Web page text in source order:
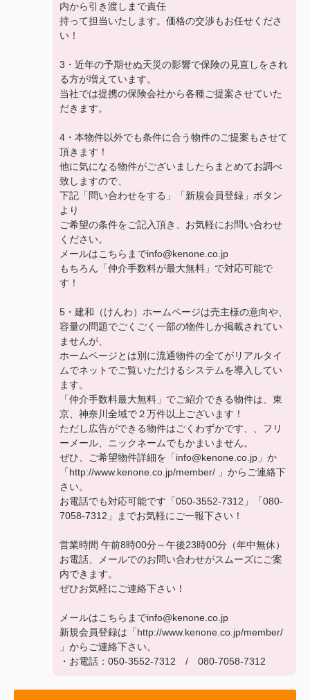
内から引き渡しまで責任
持って担当いたします。価格の交渉もお任せくださ
い！
3・近年の予期せぬ天災の影響で保険の見直しをされ
る方が増えています。
当社では提携の保険会社から各種ご提案させていた
だきます。
4・本物件以外でも条件に合う物件のご提案もさせて
頂きます！
他に気になる物件がございましたらまとめてお調べ
致しますので、
下記「問い合わせをする」「新規会員登録」ボタン
より
ご希望の条件をご記入頂き、お気軽にお問い合わせ
ください。
メールはこちらまでinfo@kenone.co.jp
もちろん「仲介手数料が最大無料」で対応可能で
す！
5・建和（けんわ）ホームページは売主様の意向や、
容量の問題でごくごく一部の物件しか掲載されてい
ませんが、
ホームページとは別に流通物件の全てがリアルタイ
ムでネットでご覧いただけるシステムを導入してい
ます。
「仲介手数料最大無料」でご紹介できる物件は、東
京、神奈川全域で２万件以上ございます！
ただし広告ができる物件はごくわずかです、、フリ
ーメール、ニックネームでもかまいません。
ぜひ、ご希望物件詳細を「info@kenone.co.jp」か
「http://www.kenone.co.jp/member/ 」からご連絡下
さい。
お電話でも対応可能です「050-3552-7312」「080-
7058-7312」までお気軽にご一報下さい！
営業時間 午前8時00分～午後23時00分（年中無休）
お電話、メールでのお問い合わせがスムーズにご案
内できます。
ぜひお気軽にご連絡下さい！
メールはこちらまでinfo@kenone.co.jp
新規会員登録は「http://www.kenone.co.jp/member/
」からご連絡下さい。
・お電話：050-3552-7312 / 080-7058-7312